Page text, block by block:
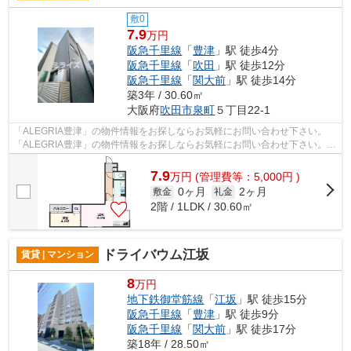
敷0
7.9万円
阪急千里線 「豊津 」駅 徒歩4分
阪急千里線 「吹田 」駅 徒歩12分
阪急千里線 「関大前 」駅 徒歩14分
築3年 / 30.60㎡
大阪府吹田市泉町５丁目22-1
「ALEGRIA豊津」の物件情報をお探しならお気軽にお問い合わせ下さい。
「ALEGRIA豊津」の物件情報をお探しならお気軽にお問い合わせ下さい。高
ニーズな駅近の物件で、徒歩4分で駅に行く...
7.9万円 (管理費等：5,000円 )
敷金 0ヶ月 礼金 2ヶ月
2階 / 1LDK / 30.60㎡
賃貸 | マンション ドライバウム江坂
8万円
地下鉄御堂筋線 「江坂 」駅 徒歩15分
阪急千里線 「豊津 」駅 徒歩9分
阪急千里線 「関大前 」駅 徒歩17分
築18年 / 28.50㎡